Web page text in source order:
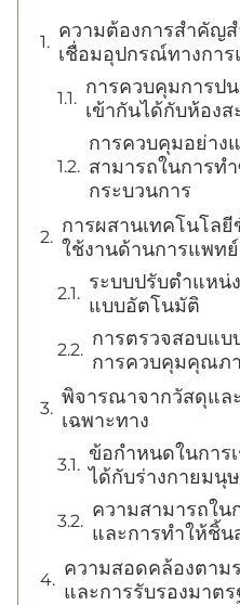
ความต้องการสำคัญ
เชื่อมอุปกรณ์ทางกา
การควบคุมการป
เข้ากันได้กับห้องส
การควบคุมอย่าง
สามารถในการท
กระบวนการ
การผสานเทคโนโล
ใช้งานด้านการแพทย์
ระบบปรับตำแหน่
แบบอัตโนมัติ
การตรวจสอบแบ
การควบคุมคุณภ
พิจารณาจากวัสดุแล
เฉพาะทาง
ข้อกำหนดในการ
ได้กับร่างกายมนุ
ความสามารถใน
และการทำให้ชิ้น
ความสอดคล้องตาม
และการรับรองมาต